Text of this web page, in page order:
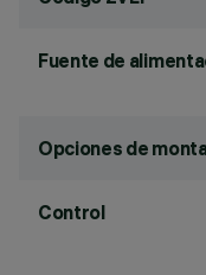
Fuente de
Opciones de
Control